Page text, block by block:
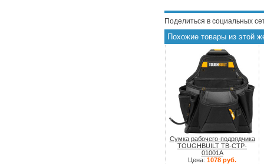
Поделиться в социальных
Похожие товары из этой
Сумка рабочего-подрядчика
TOUGHBUILT TB-CTP-
01001A
Цена: 1078 руб.